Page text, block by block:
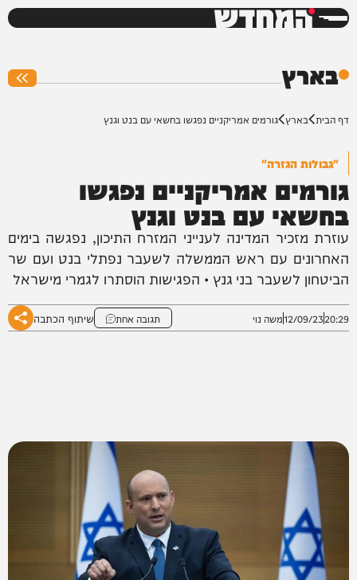
המחדש
בארץ
דף הבית בארץ גורמים אמריקניים נפגשו בחשאי עם בנט וגנץ
"גבולות הגזרה"
גורמים אמריקניים נפגשו
בחשאי עם בנט וגנץ
עוזרת מזכיר המדינה לענייני המזרח התיכון, נפגשה בימים
האחרונים עם ראש הממשלה לשעבר נפתלי בנט ועם שר
הביטחון לשעבר בני גנץ • הפגישות הוסתרו לגמרי מישראל
20:29
12/09/23משה נוי תגובה אחת שיתוף הכתבה